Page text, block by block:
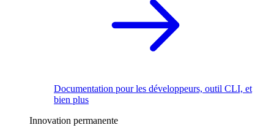
Documentation pour les développeurs, outil CLI, et
bien plus
Innovation permanente